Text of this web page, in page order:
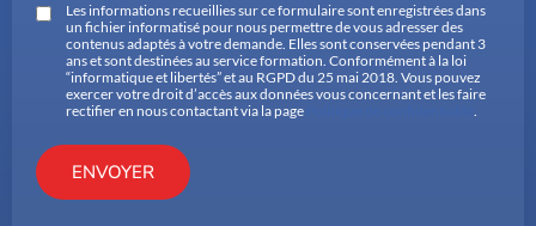
Les informations recueillies sur ce formulaire sont enregistrées dans
un fichier informatisé pour nous permettre de vous adresser des
contenus adaptés à votre demande. Elles sont conservées pendant 3
ans et sont destinées au service formation. Conformément à la loi
“informatique et libertés” et au RGPD du 25 mai 2018. Vous pouvez
exercer votre droit d’accès aux données vous concernant et les faire
rectifier en nous contactant via la page
.
ENVOYER